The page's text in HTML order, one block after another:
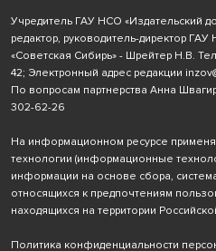
Учредитель ГАУ НСО «Издательский
редактор, руководитель-директор
«Советская Сибирь» - Шрейтер Н.В.
42; Электронный адрес редакции
По вопросам партнерства Анна
302-62-26
На информационном ресурсе
технологии (информационные
информации на основе сбора,
относящихся к предпочтениям
находящихся на территории
Политика конфиденциальности